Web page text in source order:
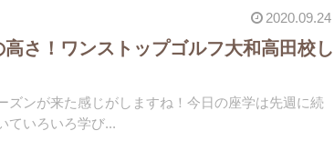
2020.09.24
さ！ワンストップゴルフ大和高田校し
ズンが来た感じがしますね！今日の座学は先週に続
ていろいろ学び...